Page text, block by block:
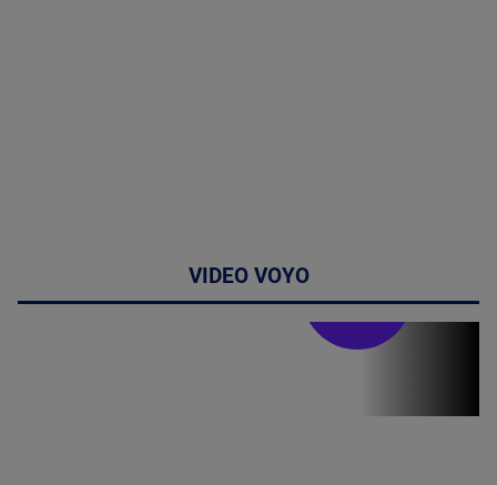
VIDEO VOYO